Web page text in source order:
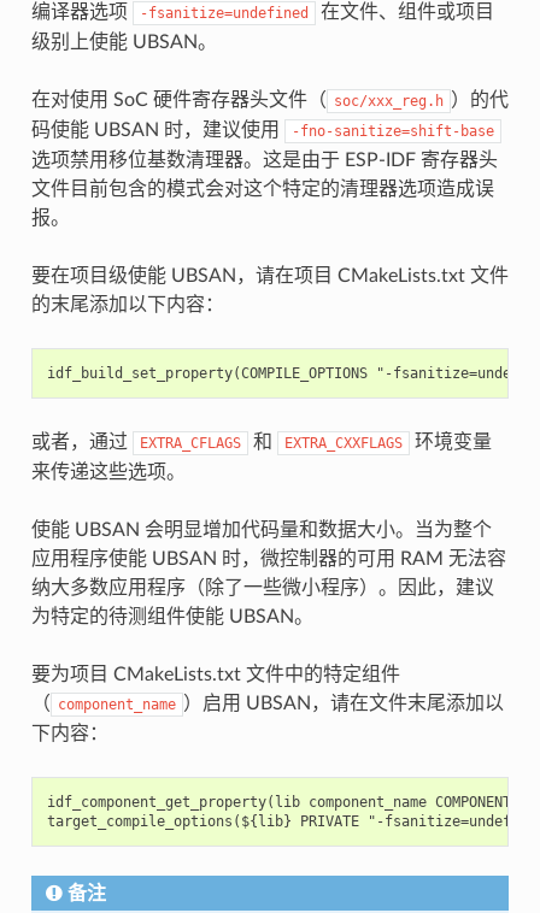
编译器选项
-fsanitize=undefined
在文件、组件或项目
级别上使能 UBSAN。
在对使用 SoC 硬件寄存器头文件（ soc/xxx_reg.h ）的代
码使能 UBSAN 时，建议使用
-fno-sanitize=shift-base
选项禁用移位基数清理器。这是由于 ESP-IDF 寄存器头
文件目前包含的模式会对这个特定的清理器选项造成误
报。
要在项目级使能 UBSAN，请在项目 CMakeLists.txt 文件
的末尾添加以下内容：
或者，通过 EXTRA_CFLAGS 和 EXTRA_CXXFLAGS
环境变量
来传递这些选项。
使能 UBSAN 会明显增加代码量和数据大小。当为整个
应用程序使能 UBSAN 时，微控制器的可用 RAM 无法容
纳大多数应用程序（除了一些微小程序）。因此，建议
为特定的待测组件使能 UBSAN。
要为项目 CMakeLists.txt 文件中的特定组件
（
component_name ）启用 UBSAN，请在文件末尾添加以
下内容：
idf_component_get_property(lib component_name
备注